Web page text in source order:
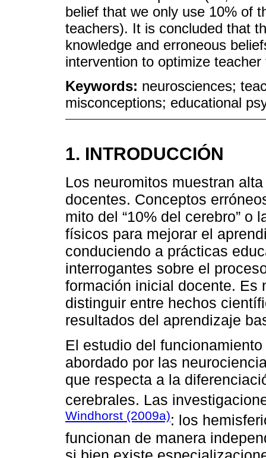
belief that we only use 10% of
teachers). It is concluded that
knowledge and erroneous
intervention to optimize
Keywords: neurosciences;
misconceptions; educational
1. INTRODUCCIÓN
Los neuromitos muestran
docentes. Conceptos
mito del “10% del cerebro” o
físicos para mejorar el
conduciendo a prácticas
interrogantes sobre el
formación inicial docente. Es
distinguir entre hechos
resultados del aprendizaje
El estudio del
abordado por las
que respecta a la
cerebrales. Las
Windhorst (2009a): los
funcionan de manera